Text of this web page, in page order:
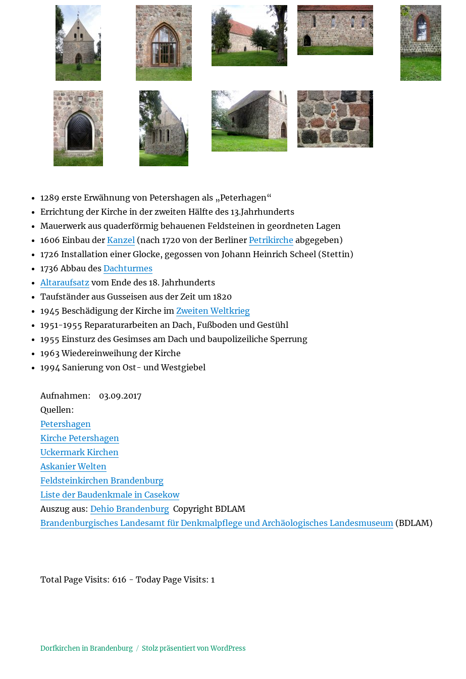
1289 erste Erwähnung von Petershagen als „Peterhagen“
Errichtung der Kirche in der zweiten Hälfte des 13.Jahrhunderts
Mauerwerk aus quaderförmig behauenen Feldsteinen in geordneten Lagen
1606 Einbau derKanzel (nach 1720 von der BerlinerPetrikirche abgegeben)
1726 Installation einer Glocke, gegossen von Johann Heinrich Scheel (Stettin)
1736 Abbau desDachturmes
Altaraufsatz vom Ende des 18. Jahrhunderts
Taufständer aus Gusseisen aus der Zeit um 1820
1945 Beschädigung der Kirche im Zweiten Weltkrieg
1951-1955 Reparaturarbeiten an Dach, Fußboden und Gestühl
1955 Einsturz des Gesimses am Dach und baupolizeiliche Sperrung
1963 Wiedereinweihung der Kirche
1994 Sanierung von Ost- und Westgiebel
Aufnahmen: 03.09.2017
Quellen:
Petershagen
Kirche Petershagen
Uckermark Kirchen
Askanier Welten
Feldsteinkirchen Brandenburg
Liste der Baudenkmale in Casekow
Auszug aus:Dehio Brandenburg Copyright BDLAM
Brandenburgisches Landesamt für Denkmalpflege und Archäologisches Landesmuseum (BDLAM)
Total Page Visits: 616 - Today Page Visits: 1
Dorfkirchen in Brandenburg Stolz präsentiert von WordPress